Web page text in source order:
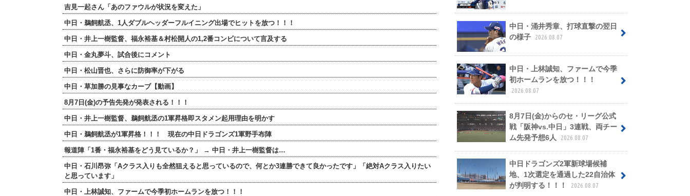
吉見一起さん「あのファウルが状況を変えた」
中日・鵜飼航丞、1人ダブルヘッダーフルイニング出場でヒットを放つ！！！
中日・井上一樹監督、福永裕基＆村松開人の1,2番コンビについて言及する
中日・金丸夢斗、試合後にコメント
中日・松山晋也、さらに防御率が下がる
中日・草加勝の見事なカーブ【動画】
8月7日(金)の予告先発が発表される！！！
中日・井上一樹監督、鵜飼航丞の1軍昇格即スタメン起用理由を明かす
中日・鵜飼航丞が1軍昇格！！！ 現在の中日ドラゴンズ1軍野手布陣
報道陣「1番・福永裕基をどう見ているか？」 → 中日・井上一樹監督は…
中日・石川昂弥「Aクラス入りも全然狙えると思っているので、何とか3連勝できて良かったです」「絶対Aクラス入りたい
と思っています」
中日・上林誠知、ファームで今季初ホームランを放つ！！！
中日・涌井秀章、打球直撃の翌日
の様子
2026.08.07
中日・上林誠知、ファームで今季
初ホームランを放つ！！！
2026.08.07
8月7日(金)からのセ・リーグ公式
戦「阪神vs.中日」3連戦、両チー
ム先発予想6人
2026.08.07
中日ドラゴンズ2軍新球場候補
地、1次選定を通過した22自治体
が判明する！！！
2026.08.07